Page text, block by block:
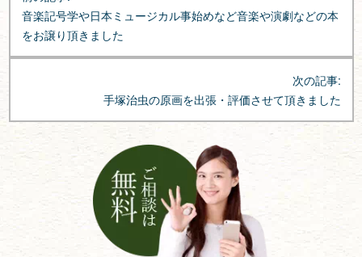
ナ
ビ
シ
ョ
ン
音楽記号学や日本ミュージカル事始めなど音楽や演劇などの本
をお譲り頂きました
次の記事:
手塚治虫の原画を出張・評価させて頂きました